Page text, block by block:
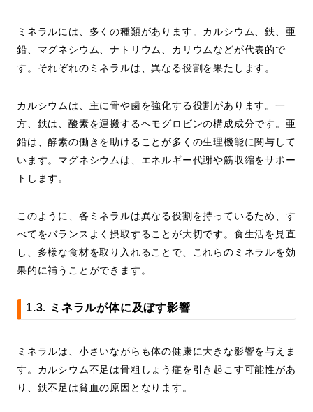
ミネラルには、多くの種類があります。カルシウム、鉄、亜
鉛、マグネシウム、ナトリウム、カリウムなどが代表的で
す。それぞれのミネラルは、異なる役割を果たします。
カルシウムは、主に骨や歯を強化する役割があります。一
方、鉄は、酸素を運搬するヘモグロビンの構成成分です。亜
鉛は、酵素の働きを助けることが多くの生理機能に関与して
います。マグネシウムは、エネルギー代謝や筋収縮をサポー
トします。
このように、各ミネラルは異なる役割を持っているため、す
べてをバランスよく摂取することが大切です。食生活を見直
し、多様な食材を取り入れることで、これらのミネラルを効
果的に補うことができます。
1.3. ミネラルが体に及ぼす影響
ミネラルは、小さいながらも体の健康に大きな影響を与えま
す。カルシウム不足は骨粗しょう症を引き起こす可能性があ
り、鉄不足は貧血の原因となります。